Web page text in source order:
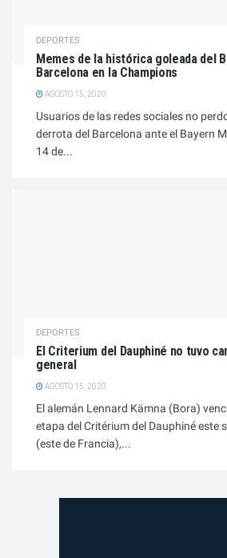
DEPORTES
Memes de la histórica goleada del
Barcelona en la Champions
AGOSTO 15, 2020
Usuarios de las redes sociales no
derrota del Barcelona ante el Bayern
14 de...
DEPORTES
El Criterium del Dauphiné no tuvo
general
AGOSTO 15, 2020
El alemán Lennard Kämna (Bora)
etapa del Critérium del Dauphiné este
(este de Francia),...